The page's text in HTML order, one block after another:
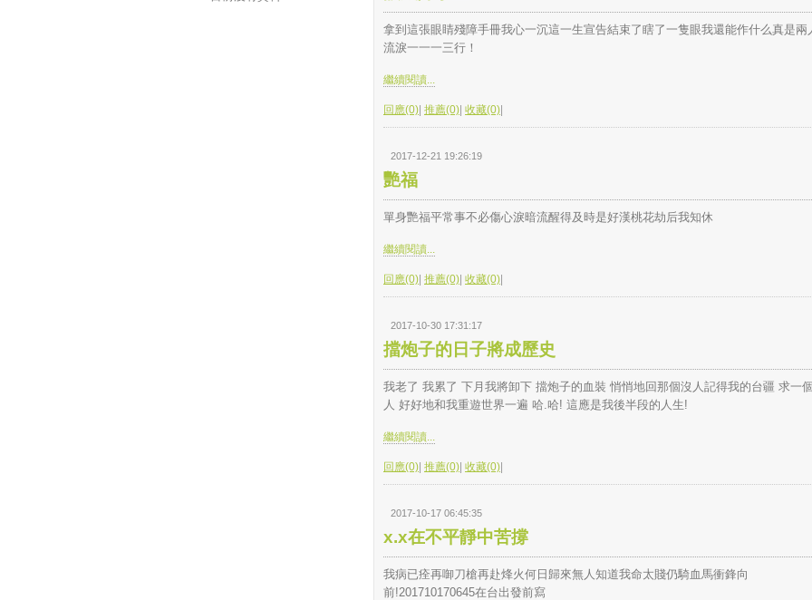
拿到這張眼睛殘障手冊我心一沉這一生宣告結束了瞎了一隻眼我還能作什么真是兩
流淚一一一三行！
繼續閱讀...
回應(0) 推薦(0) 收藏(0)
2017-12-21 19:26:19
艷福
單身艷福平常事不必傷心淚暗流醒得及時是好漢桃花劫后我知休
繼續閱讀...
回應(0) 推薦(0) 收藏(0)
2017-10-30 17:31:17
擋炮子的日子將成歷史
我老了 我累了 下月我將卸下 擋炮子的血裝 悄悄地回那個沒人記得我的台疆 求一
人 好好地和我重遊世界一遍 哈.哈! 這應是我後半段的人生!
繼續閱讀...
回應(0) 推薦(0) 收藏(0)
2017-10-17 06:45:35
x.x在不平靜中苦撐
我病已痊再啣刀槍再赴烽火何日歸來無人知道我命太賤仍騎血馬衝鋒向
前!201710170645在台出發前寫